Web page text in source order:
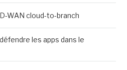
WAN cloud-to-branch
les apps dans le